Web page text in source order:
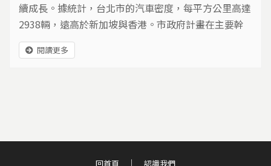
續成長。據統計，台北市的汽車密度，每平方公里高達
2938輛，遠高於新加坡與香港。市政府計畫在主要幹
道上劃設自行車道，究竟自行車該怎麼走？城市交通又
該如何找解藥？
閱讀更多
回首頁 認識我們